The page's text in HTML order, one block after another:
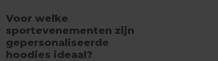
Voor welke
sportevenementen zijn
gepersonaliseerde
hoodies ideaal?